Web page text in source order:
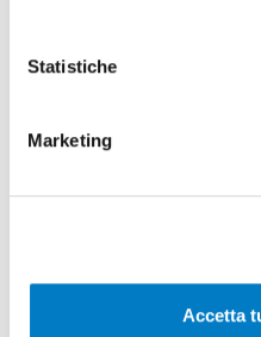
Statistiche
Marketing
Accetta
favorita da solide
TAG India